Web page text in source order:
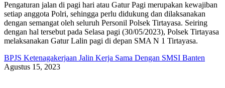
Pengaturan jalan di pagi hari atau Gatur Pagi merupakan kewajiban
setiap anggota Polri, sehingga perlu didukung dan dilaksanakan
dengan semangat oleh seluruh Personil Polsek Tirtayasa. Seiring
dengan hal tersebut pada Selasa pagi (30/05/2023), Polsek Tirtayasa
melaksanakan Gatur Lalin pagi di depan SMA N 1 Tirtayasa.
BPJS Ketenagakerjaan Jalin Kerja Sama Dengan SMSI Banten
Agustus 15, 2023